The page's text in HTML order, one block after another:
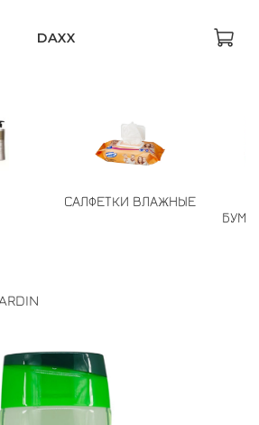
DAXX
САЛФЕТКИ ВЛАЖНЫЕ